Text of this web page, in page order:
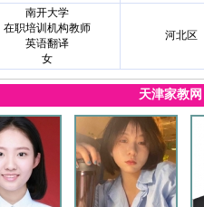
南开大学
在职培训机构教师
英语翻译
女
河北区
天津家教